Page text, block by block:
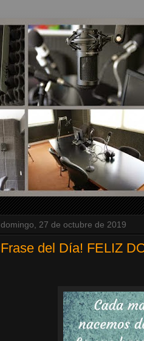
domingo, 27 de octubre de 2019
Frase del Día! FELIZ